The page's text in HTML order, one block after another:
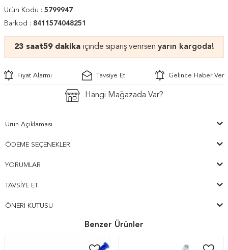
Ürün Kodu : 5799947
Barkod : 8411574048251
23 saat59 dakika içinde sipariş verirsen yarın kargoda!
Fiyat Alarmı Tavsiye Et Gelince Haber Ver
Hangi Mağazada Var?
Ürün Açıklaması
ÖDEME SEÇENEKLERI
YORUMLAR
TAVSIYE ET
ÖNERI KUTUSU
Benzer Ürünler